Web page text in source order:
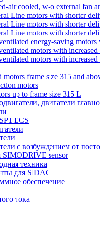
air cooled, w-o external fan
Line motors with shorter
Line motors with shorter
Line motors with shorter
energy-saving
motors with
motors with
motors frame size 315 and
motors
up to frame size 315 L
двигатели
ECS
с возбуждением от
SIMODRIVE sensor
техника
для SIDAC
обеспечение
тока